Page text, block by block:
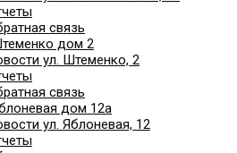
связь
дом 2
ул. Штеменко, 2
связь
дом 12а
ул. Яблоневая, 12